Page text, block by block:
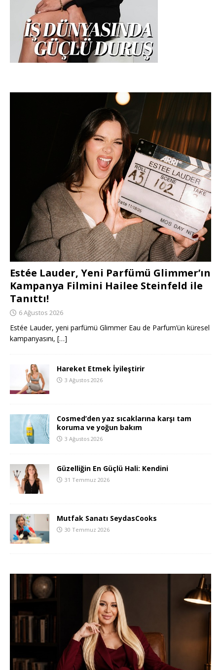
Estée Lauder, Yeni Parfümü Glimmer’ın
Kampanya Filmini Hailee Steinfeld ile
Tanıttı!
6 Ağustos 2026
Estée Lauder, yeni parfümü Glimmer Eau de Parfum’ün küresel
kampanyasını, […]
Hareket Etmek İyileştirir
3 Ağustos 2026
Cosmed’den yaz sıcaklarına karşı tam
koruma ve yoğun bakım
3 Ağustos 2026
Güzelliğin En Güçlü Hali: Kendini
31 Temmuz 2026
Mutfak Sanatı SeydasCooks
30 Temmuz 2026